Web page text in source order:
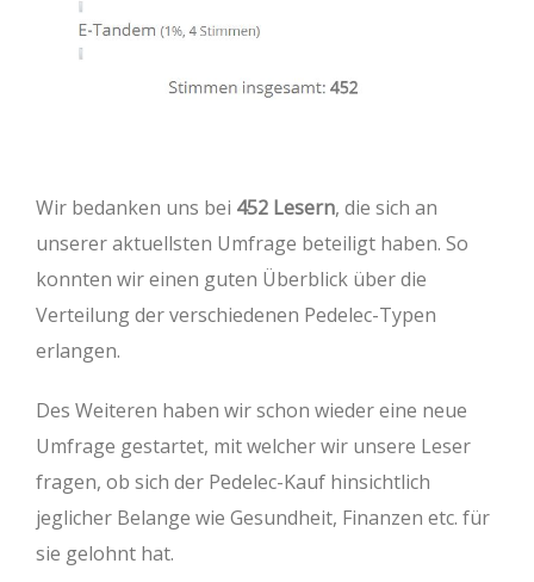
Wir bedanken uns bei 452 Lesern, die sich an
unserer aktuellsten Umfrage beteiligt haben. So
konnten wir einen guten Überblick über die
Verteilung der verschiedenen Pedelec-Typen
erlangen.
Des Weiteren haben wir schon wieder eine neue
Umfrage gestartet, mit welcher wir unsere Leser
fragen, ob sich der Pedelec-Kauf hinsichtlich
jeglicher Belange wie Gesundheit, Finanzen etc. für
sie gelohnt hat.